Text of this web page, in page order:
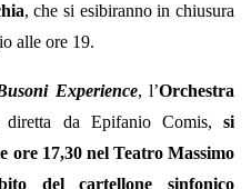
, che si esibiranno in chiusura
alle ore 19.
Experience, l’Orchestra
diretta da Epifanio Comis,si
ore 17,30 nel Teatro Massimo
del cartellone sinfonico